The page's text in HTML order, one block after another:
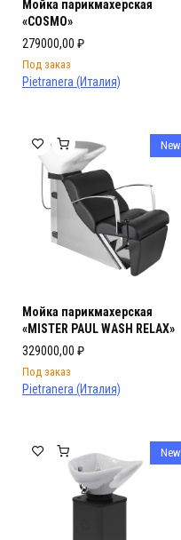
Мойка парикмахерская
«COSMO»
279000,00 ₽
Под заказ
Pietranera (Италия)
New
Мойка парикмахерская
«MISTER PAUL WASH RELAX»
329000,00 ₽
Под заказ
Pietranera (Италия)
New